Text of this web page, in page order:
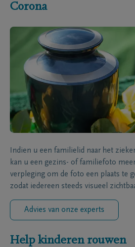
Corona
Indien u een familielid naar het
kan u een gezins- of familiefoto
verpleging om de foto een plaats te
zodat iedereen steeds visueel
Advies van onze experts
Help kinderen rouwen